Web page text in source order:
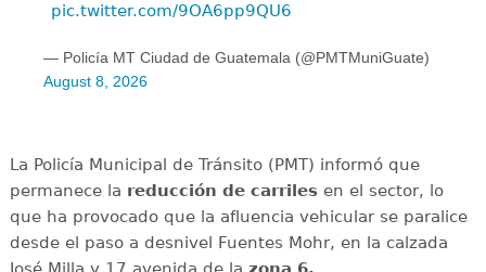
pic.twitter.com/9OA6pp9QU6
— Policía MT Ciudad de Guatemala (@PMTMuniGuate)
August 8, 2026
La Policía Municipal de Tránsito (PMT) informó que
permanece la reducción de carrilesen el sector, lo
que ha provocado que la afluencia vehicular se paralice
desde el paso a desnivel Fuentes Mohr, en la calzada